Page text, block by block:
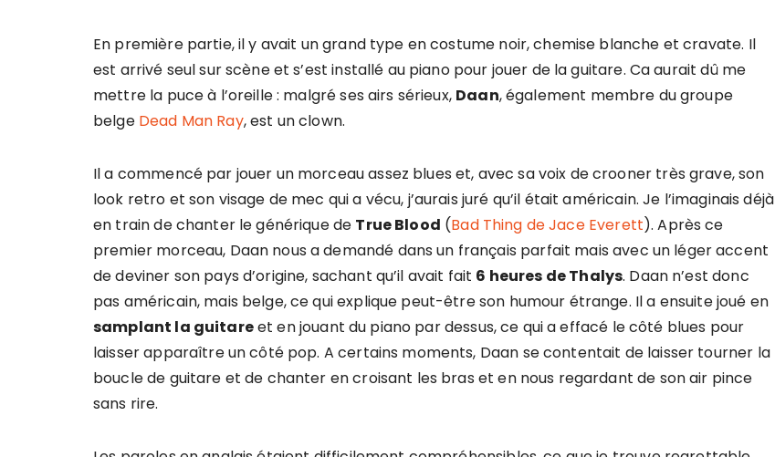
En première partie, il y avait un grand type en costume noir, chemise blanche et cravate. Il
est arrivé seul sur scène et s’est installé au piano pour jouer de la guitare. Ca aurait dû me
mettre la puce à l’oreille : malgré ses airs sérieux, Daan, également membre du groupe
belge Dead Man Ray, est un clown.
Il a commencé par jouer un morceau assez blues et, avec sa voix de crooner très grave, son
look retro et son visage de mec qui a vécu, j’aurais juré qu’il était américain. Je l’imaginais déjà
en train de chanter le générique de True Blood (Bad Thing de Jace Everett). Après ce
premier morceau, Daan nous a demandé dans un français parfait mais avec un léger accent
de deviner son pays d’origine, sachant qu’il avait fait 6 heures de Thalys. Daan n’est donc
pas américain, mais belge, ce qui explique peut-être son humour étrange. Il a ensuite joué en
samplant la guitareet en jouant du piano par dessus, ce qui a effacé le côté blues pour
laisser apparaître un côté pop. A certains moments, Daan se contentait de laisser tourner la
boucle de guitare et de chanter en croisant les bras et en nous regardant de son air pince
sans rire.